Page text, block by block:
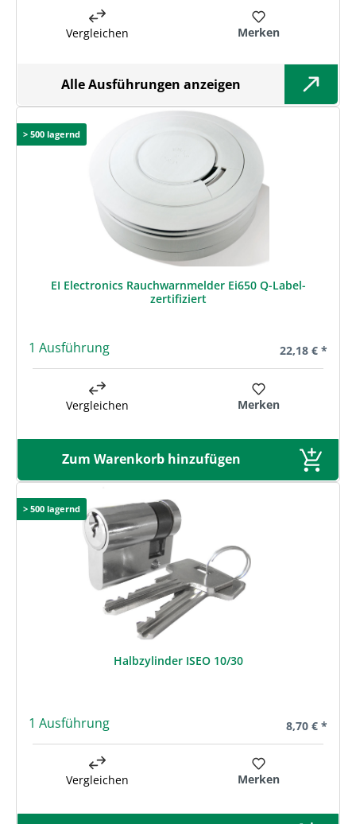
Vergleichen Merken
Alle Ausführungen anzeigen
> 500 lagernd
EI Electronics Rauchwarnmelder Ei650 Q-Label-
zertifiziert
1 Ausführung Regulärer
22,18 € *
Vergleichen Merken
Zum Warenkorb hinzufügen
> 500 lagernd
Halbzylinder ISEO 10/30
1 Ausführung Regulärer
8,70 € *
Vergleichen Merken